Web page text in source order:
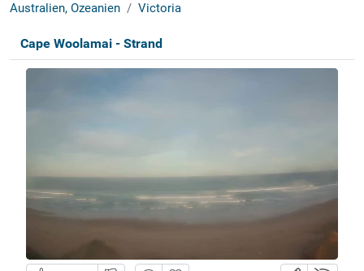
Australien, Ozeanien Victoria
Cape Woolamai - Strand